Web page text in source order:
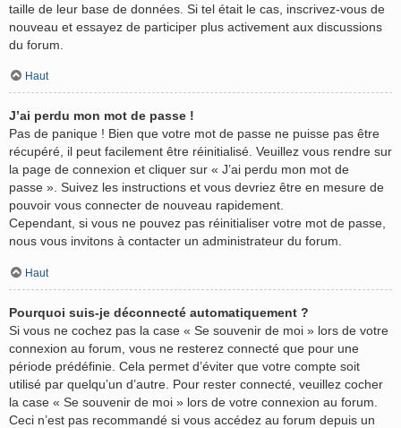
taille de leur base de données. Si tel était le cas, inscrivez-vous de
nouveau et essayez de participer plus activement aux discussions
du forum.
Haut
J’ai perdu mon mot de passe !
Pas de panique ! Bien que votre mot de passe ne puisse pas être
récupéré, il peut facilement être réinitialisé. Veuillez vous rendre sur
la page de connexion et cliquer sur « J’ai perdu mon mot de
passe ». Suivez les instructions et vous devriez être en mesure de
pouvoir vous connecter de nouveau rapidement.
Cependant, si vous ne pouvez pas réinitialiser votre mot de passe,
nous vous invitons à contacter un administrateur du forum.
Haut
Pourquoi suis-je déconnecté automatiquement ?
Si vous ne cochez pas la case « Se souvenir de moi » lors de votre
connexion au forum, vous ne resterez connecté que pour une
période prédéfinie. Cela permet d’éviter que votre compte soit
utilisé par quelqu’un d’autre. Pour rester connecté, veuillez cocher
la case « Se souvenir de moi » lors de votre connexion au forum.
Ceci n’est pas recommandé si vous accédez au forum depuis un